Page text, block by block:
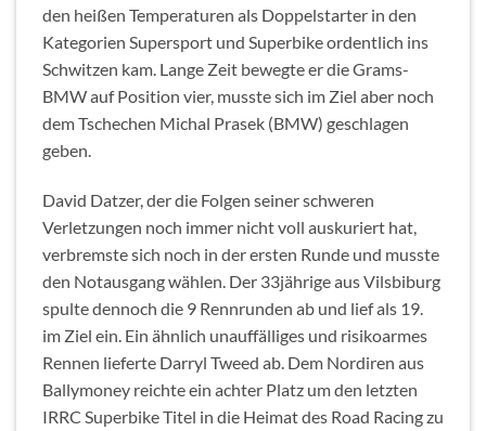
den heißen Temperaturen als Doppelstarter in den
Kategorien Supersport und Superbike ordentlich ins
Schwitzen kam. Lange Zeit bewegte er die Grams-
BMW auf Position vier, musste sich im Ziel aber noch
dem Tschechen Michal Prasek (BMW) geschlagen
geben.
David Datzer, der die Folgen seiner schweren
Verletzungen noch immer nicht voll auskuriert hat,
verbremste sich noch in der ersten Runde und musste
den Notausgang wählen. Der 33jährige aus Vilsbiburg
spulte dennoch die 9 Rennrunden ab und lief als 19.
im Ziel ein. Ein ähnlich unauffälliges und risikoarmes
Rennen lieferte Darryl Tweed ab. Dem Nordiren aus
Ballymoney reichte ein achter Platz um den letzten
IRRC Superbike Titel in die Heimat des Road Racing zu